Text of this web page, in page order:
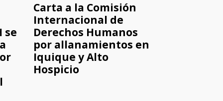
se
Carta a la Comisión
Internacional de
Derechos Humanos
por allanamientos en
Iquique y Alto
Hospicio